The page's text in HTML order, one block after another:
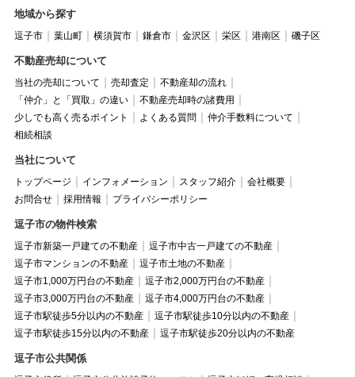
地域から探す
逗子市 葉山町 横須賀市 鎌倉市 金沢区 栄区 港南区 磯子区
不動産売却について
当社の売却について 売却査定
不動産却の流れ
「仲介」と「買取」の違い
不動産売却時の諸費用
少しでも高く売るポイント
よくある質問
仲介手数料について
相続相談
当社について
トップページ インフォメーション スタッフ紹介
会社概要
お問合せ
採用情報 プライバシーポリシー
逗子市の物件検索
逗子市新築一戸建ての不動産
逗子市中古一戸建ての不動産
逗子市マンションの不動産
逗子市土地の不動産
逗子市1,000万円台の不動産
逗子市2,000万円台の不動産
逗子市3,000万円台の不動産
逗子市4,000万円台の不動産
逗子市駅徒歩5分以内の不動産
逗子市駅徒歩10分以内の不動産
逗子市駅徒歩15分以内の不動産
逗子市駅徒歩20分以内の不動産
逗子市公共関係